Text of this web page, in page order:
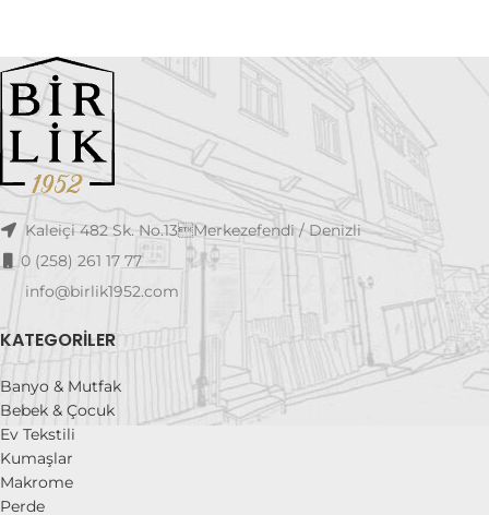
Kaleiçi 482 Sk. No.13Merkezefendi / Denizli
0 (258) 261 17 77
info@birlik1952.com
KATEGORILER
Banyo & Mutfak
Bebek & Çocuk
Ev Tekstili
Kumaşlar
Makrome
Perde